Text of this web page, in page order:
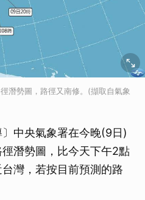
潛勢圖，路徑又南修。(擷取自氣象
〕中央氣象署在今晚(9日)
潛勢圖，比今天下午2點
灣，若按目前預測的路